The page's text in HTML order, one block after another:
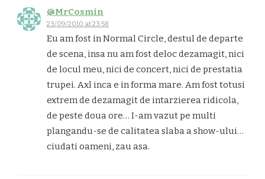
@MrCosmin
23/09/2010 at 23:58
Eu am fost in Normal Circle, destul de departe
de scena, insa nu am fost deloc dezamagit, nici
de locul meu, nici de concert, nici de prestatia
trupei. Axl inca e in forma mare. Am fost totusi
extrem de dezamagit de intarzierea ridicola,
de peste doua ore… I-am vazut pe multi
plangandu-se de calitatea slaba a show-ului…
ciudati oameni, zau asa.